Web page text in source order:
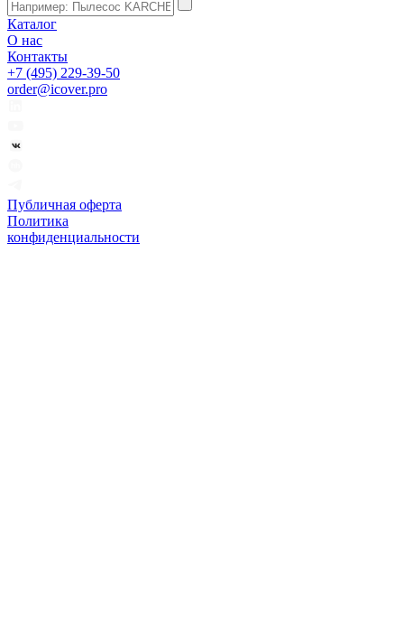
Каталог
О нас
Контакты
+7 (495) 229-39-50
order@icover.pro
Публичная оферта
Политика
конфиденциальности